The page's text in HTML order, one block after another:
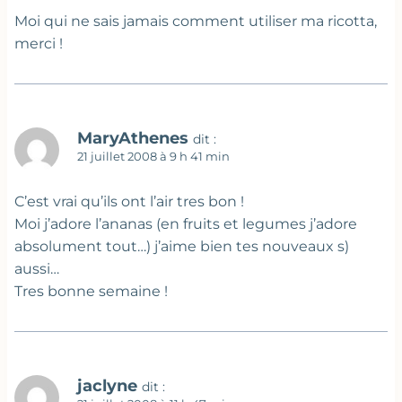
Moi qui ne sais jamais comment utiliser ma ricotta,
merci !
MaryAthenes dit :
21 juillet 2008 à 9 h 41 min
C’est vrai qu’ils ont l’air tres bon !
Moi j’adore l’ananas (en fruits et legumes j’adore
absolument tout…) j’aime bien tes nouveaux s)
aussi…
Tres bonne semaine !
jaclyne dit :